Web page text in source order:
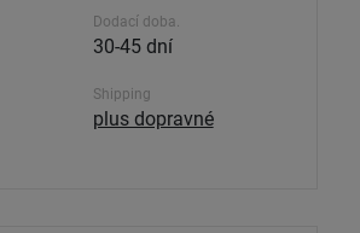
Dodací doba.
30-45 dní
Shipping
plus dopravné